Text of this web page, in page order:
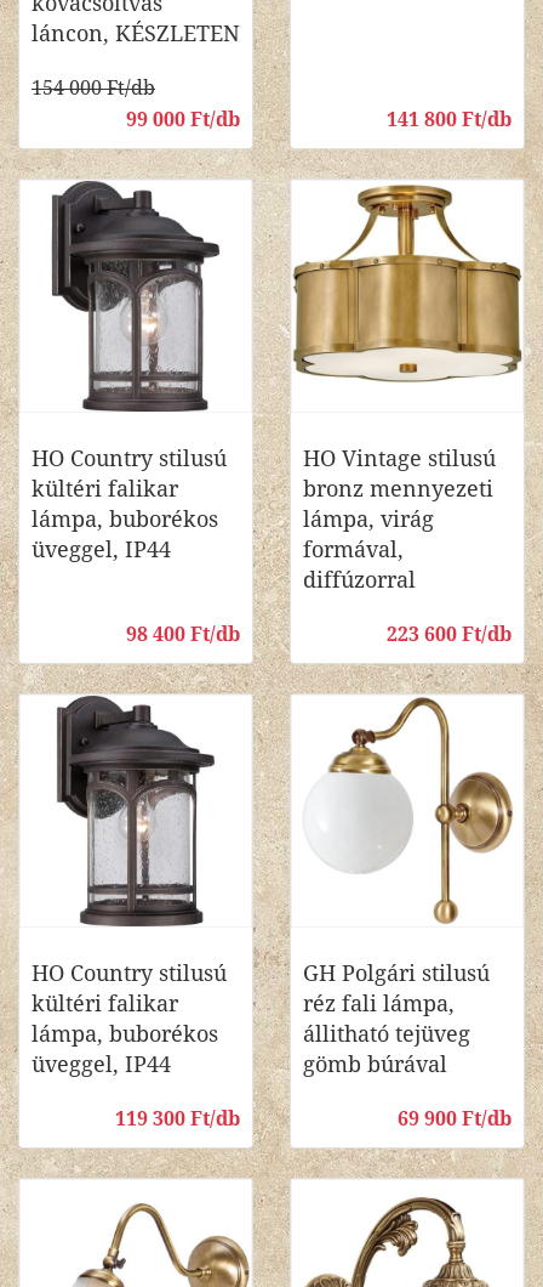
láncon, KÉSZLETEN
154 000 Ft/db
99 000 Ft/db
141 800 Ft/db
HO Country stilusú
kültéri falikar
lámpa, buborékos
üveggel, IP44
98 400 Ft/db
HO Vintage stilusú
bronz mennyezeti
lámpa, virág
formával,
diffúzorral
223 600 Ft/db
HO Country stilusú
kültéri falikar
lámpa, buborékos
üveggel, IP44
119 300 Ft/db
GH Polgári stilusú
réz fali lámpa,
állitható tejüveg
gömb búrával
69 900 Ft/db